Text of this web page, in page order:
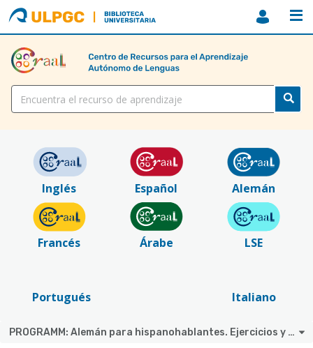
ULPGC
Biblioteca
ULPGC
Título
Inglés Español Alemán
Francés Árabe LSE
Portugués Italiano
PROGRAMM: Alemán para hispanohablantes. Ejercicios y soluciones.